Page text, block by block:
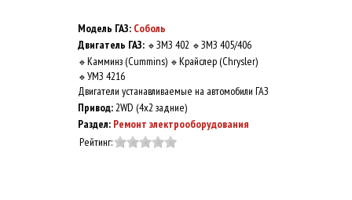
Модель ГАЗ: Соболь
Двигатель ГАЗ: 🔹 ЗМЗ 402 🔹 ЗМЗ 405/406
🔹 Камминз (Cummins) 🔹 Крайслер (Chrysler)
🔹 УМЗ 4216
Двигатели устанавливаемые на автомобили ГАЗ
Привод:2WD (4x2 задние)
Раздел: Ремонт электрооборудования
Рейтинг: